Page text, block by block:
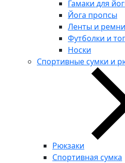
Гамаки для
Йога пропсы
Ленты и ремни
Футболки и
Носки
Спортивные сумки и
Рюкзаки
Спортивная сумка